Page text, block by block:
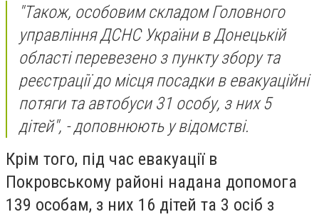
"Також, особовим складом Головного
управління ДСНС України в Донецькій
області перевезено з пункту збору та
реєстрації до місця посадки в евакуаційні
потяги та автобуси 31 особу, з них 5
дітей", - доповнюють у відомстві.
Крім того, під час евакуації в
Покровському районі надана допомога
139 особам, з них 16 дітей та 3 осіб з